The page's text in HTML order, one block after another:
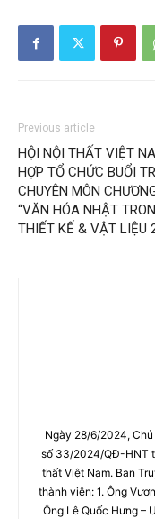
Previous article
HỘI NỘI THẤT VIỆT
HỢP TỔ CHỨC BUỔI
CHUYÊN MÔN
“VĂN HÓA NHẬT
THIẾT KẾ & VẬT LIỆU
Ngày 28/6/2024,
số 33/2024/QĐ-HNT
thất Việt Nam. Ban
thành viên: 1. Ông
Ông Lê Quốc Hưng –